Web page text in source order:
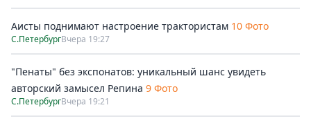
Аисты поднимают настроение трактористам 10 Фото
С.ПетербургВчера 19:27
"Пенаты" без экспонатов: уникальный шанс увидеть
авторский замысел Репина 9 Фото
С.ПетербургВчера 19:21